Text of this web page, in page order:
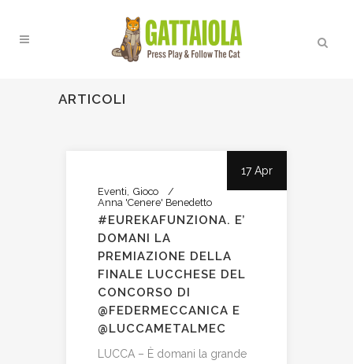
ARTICOLI
17 Apr
Eventi Gioco
Anna 'Cenere' Benedetto
#EUREKAFUNZIONA. E’
DOMANI LA
PREMIAZIONE DELLA
FINALE LUCCHESE DEL
CONCORSO DI
@FEDERMECCANICA E
@LUCCAMETALMEC
LUCCA – È domani la grande